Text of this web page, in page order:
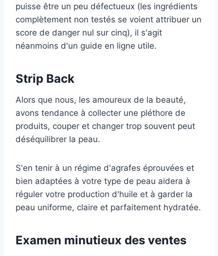
puisse être un peu défectueux (les ingrédients
complètement non testés se voient attribuer un
score de danger nul sur cinq), il s'agit
néanmoins d'un guide en ligne utile.
Strip Back
Alors que nous, les amoureux de la beauté,
avons tendance à collecter une pléthore de
produits, couper et changer trop souvent peut
déséquilibrer la peau.
S'en tenir à un régime d'agrafes éprouvées et
bien adaptées à votre type de peau aidera à
réguler votre production d'huile et à garder la
peau uniforme, claire et parfaitement hydratée.
Examen minutieux des ventes